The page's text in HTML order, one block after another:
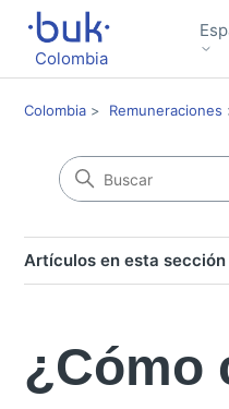
Colombia
Colombia Remuneraciones
Artículos en esta sección
¿Cómo